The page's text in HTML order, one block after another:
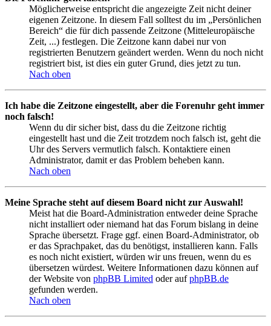
Möglicherweise entspricht die angezeigte Zeit nicht deiner
eigenen Zeitzone. In diesem Fall solltest du im „Persönlichen
Bereich“ die für dich passende Zeitzone (Mitteleuropäische
Zeit, ...) festlegen. Die Zeitzone kann dabei nur von
registrierten Benutzern geändert werden. Wenn du noch nicht
registriert bist, ist dies ein guter Grund, dies jetzt zu tun.
Nach oben
Ich habe die Zeitzone eingestellt, aber die Forenuhr geht immer
noch falsch!
Wenn du dir sicher bist, dass du die Zeitzone richtig
eingestellt hast und die Zeit trotzdem noch falsch ist, geht die
Uhr des Servers vermutlich falsch. Kontaktiere einen
Administrator, damit er das Problem beheben kann.
Nach oben
Meine Sprache steht auf diesem Board nicht zur Auswahl!
Meist hat die Board-Administration entweder deine Sprache
nicht installiert oder niemand hat das Forum bislang in deine
Sprache übersetzt. Frage ggf. einen Board-Administrator, ob
er das Sprachpaket, das du benötigst, installieren kann. Falls
es noch nicht existiert, würden wir uns freuen, wenn du es
übersetzen würdest. Weitere Informationen dazu können auf
der Website von phpBB Limited oder aufphpBB.de
gefunden werden.
Nach oben